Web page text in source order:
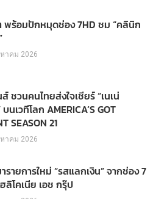
พร้อมปักหมุดช่อง 7HD ชม “คลินิก
าคม 2026
ชวนคนไทยส่งใจเชียร์ “เนเน่
นเวทีโลก AMERICA’S GOT
SEASON 21
าคม 2026
รายการใหม่ “รสแลกเงิน” จากช่อง 7
ลิโคเนีย เอช กรุ๊ป